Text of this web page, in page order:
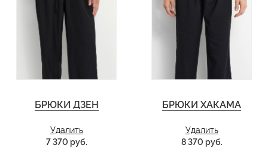
БРЮКИ ДЗЕН
Удалить
7 370 руб.
БРЮКИ ХАКАМА
Удалить
8 370 руб.